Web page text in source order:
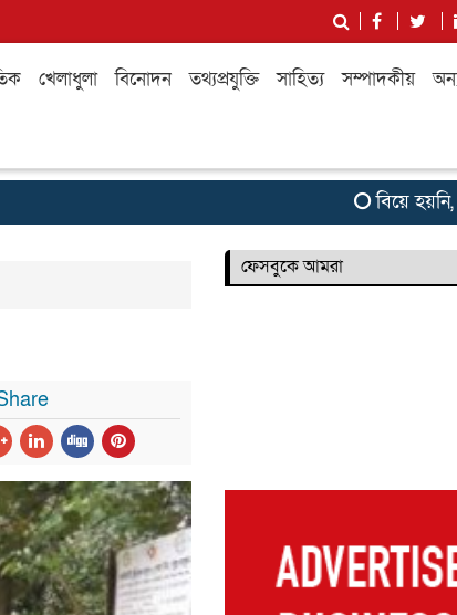
খেলাধুলা বিনোদন তথ্যপ্রযুক্তি সাহিত্য সম্পাদকীয়
বিয়ে হয়নি,
ফেসবুকে আমরা